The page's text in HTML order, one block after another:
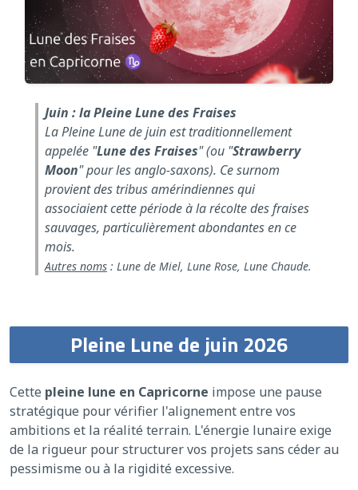
Juin : la Pleine Lune des Fraises
La Pleine Lune de juin est traditionnellement
appelée "Lune des Fraises" (ou "Strawberry
Moon" pour les anglo-saxons). Ce surnom
provient des tribus amérindiennes qui
associaient cette période à la récolte des fraises
sauvages, particulièrement abondantes en ce
mois.
Autres noms : Lune de Miel, Lune Rose, Lune Chaude.
Pleine Lune de juin 2026
Cette pleine lune en Capricorne impose une pause
stratégique pour vérifier l'alignement entre vos
ambitions et la réalité terrain. L'énergie lunaire exige
de la rigueur pour structurer vos projets sans céder au
pessimisme ou à la rigidité excessive.